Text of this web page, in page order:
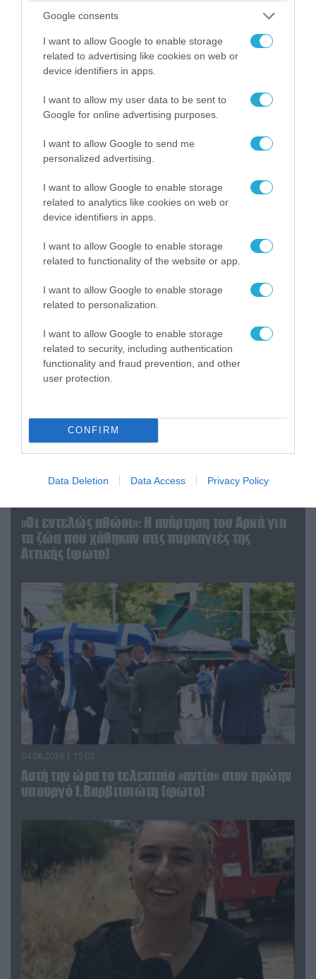
Google consents
I want to allow Google to enable storage
related to advertising like cookies on web or
device identifiers in apps.
I want to allow my user data to be sent to
Google for online advertising purposes.
I want to allow Google to send me
personalized advertising.
I want to allow Google to enable storage
related to analytics like cookies on web or
device identifiers in apps.
I want to allow Google to enable storage
related to functionality of the website or app.
I want to allow Google to enable storage
related to personalization.
I want to allow Google to enable storage
related to security, including authentication
functionality and fraud prevention, and other
user protection.
CONFIRM
Data Deletion Data Access Privacy Policy
ΠΟΛΙΤΙΚΗ
06.08.2026 | 14:02
«Επιχείρηση ελεύθερα πεζοδρόμια» στην
Αθήνα: Απομακρύνθηκαν παράνομα
αντικείμενα από κοινόχρηστους χώρους
«Οι εντελώς αθώοι»: Η ανάρτηση του Αρκά για
τα ζώα που χάθηκαν στις πυρκαγιές της
Αττικής (φωτο)
04.08.2026 | 15:02
Αυτή την ώρα το τελευταίο «αντίο» στον πρώην
υπουργό Ι.Βαρβιτσιώτη (φωτο)